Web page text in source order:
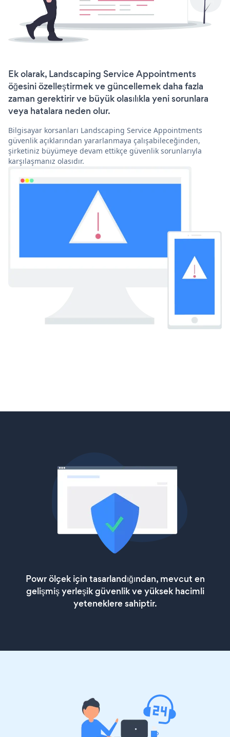
Ek olarak, Landscaping Service Appointments
öğesini özelleştirmek ve güncellemek daha fazla
zaman gerektirir ve büyük olasılıkla yeni sorunlara
veya hatalara neden olur.
Bilgisayar korsanları Landscaping Service Appointments
güvenlik açıklarından yararlanmaya çalışabileceğinden,
şirketiniz büyümeye devam ettikçe güvenlik sorunlarıyla
karşılaşmanız olasıdır.
Powr ölçek için tasarlandığından, mevcut en
gelişmiş yerleşik güvenlik ve yüksek hacimli
yeteneklere sahiptir.